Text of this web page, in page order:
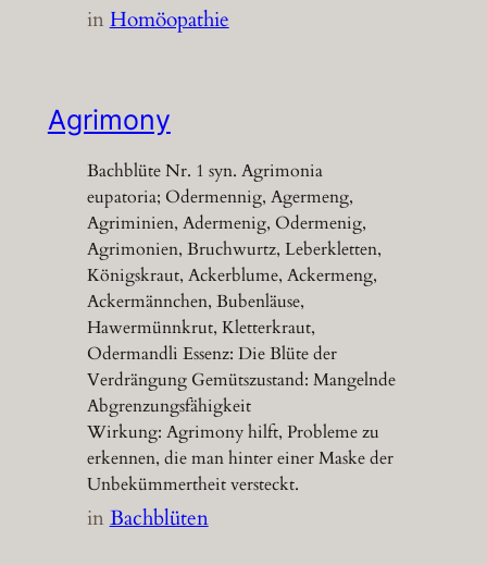
inHomöopathie
Agrimony
Bachblüte Nr. 1 syn. Agrimonia
eupatoria; Odermennig, Agermeng,
Agriminien, Adermenig, Odermenig,
Agrimonien, Bruchwurtz, Leberkletten,
Königskraut, Ackerblume, Ackermeng,
Ackermännchen, Bubenläuse,
Hawermünnkrut, Kletterkraut,
Odermandli Essenz: Die Blüte der
Verdrängung Gemütszustand: Mangelnde
Abgrenzungsfähigkeit
Wirkung: Agrimony hilft, Probleme zu
erkennen, die man hinter einer Maske der
Unbekümmertheit versteckt.
inBachblüten